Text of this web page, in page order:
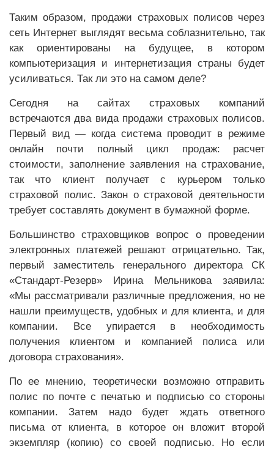
Таким образом, продажи страховых полисов через
сеть Интернет выглядят весьма соблазнительно, так
как ориентированы на будущее, в котором
компьютеризация и интернетизация страны будет
усиливаться. Так ли это на самом деле?
Сегодня на сайтах страховых компаний
встречаются два вида продажи страховых полисов.
Первый вид — когда система проводит в режиме
онлайн почти полный цикл продаж: расчет
стоимости, заполнение заявления на страхование,
так что клиент получает с курьером только
страховой полис. Закон о страховой деятельности
требует составлять документ в бумажной форме.
Большинство страховщиков вопрос о проведении
электронных платежей решают отрицательно. Так,
первый заместитель генерального директора СК
«Стандарт-Резерв» Ирина Мельникова заявила:
«Мы рассматривали различные предложения, но не
нашли преимуществ, удобных и для клиента, и для
компании. Все упирается в необходимость
получения клиентом и компанией полиса или
договора страхования».
По ее мнению, теоретически возможно отправить
полис по почте с печатью и подписью со стороны
компании. Затем надо будет ждать ответного
письма от клиента, в которое он вложит второй
экземпляр (копию) со своей подписью. Но если